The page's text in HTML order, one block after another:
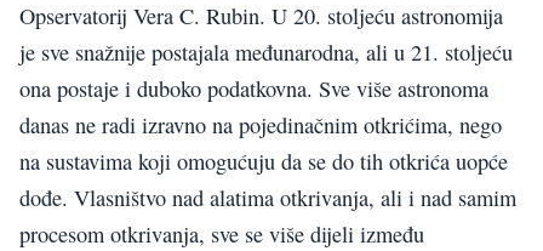
Opservatorij Vera C. Rubin. U 20. stoljeću astronomija
je sve snažnije postajala međunarodna, ali u 21. stoljeću
ona postaje i duboko podatkovna. Sve više astronoma
danas ne radi izravno na pojedinačnim otkrićima, nego
na sustavima koji omogućuju da se do tih otkrića uopće
dođe. Vlasništvo nad alatima otkrivanja, ali i nad samim
procesom otkrivanja, sve se više dijeli između